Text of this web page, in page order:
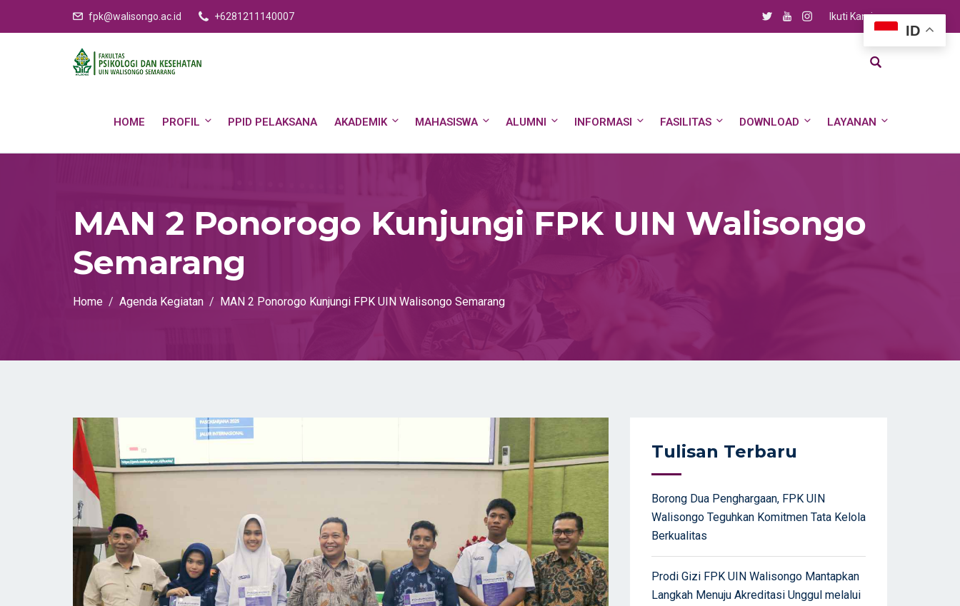
fpk@walisongo.ac.id +6281211140007 Ikuti Kami
HOME PROFIL PPID PELAKSANA AKADEMIK MAHASISWA ALUMNI INFORMASI FASILITAS DOWNLOAD LAYANAN
MAN 2 Ponorogo Kunjungi FPK UIN Walisongo
Semarang
Home Agenda Kegiatan MAN 2 Ponorogo Kunjungi FPK UIN Walisongo Semarang
Tulisan Terbaru
Borong Dua Penghargaan, FPK UIN
Walisongo Teguhkan Komitmen Tata Kelola
Berkualitas
Prodi Gizi FPK UIN Walisongo Mantapkan
Langkah Menuju Akreditasi Unggul melalui
ID